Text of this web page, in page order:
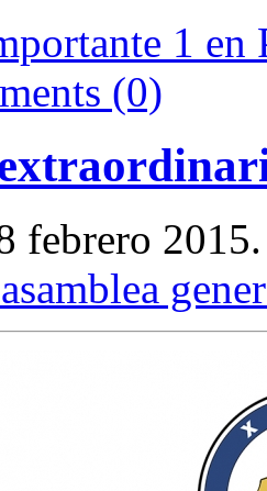
1 en
(0)
febrero